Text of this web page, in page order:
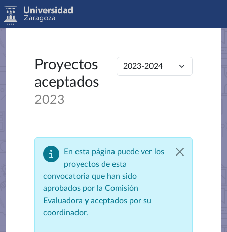
Proyectos
aceptados
2023
En esta página puede ver los
proyectos de esta
convocatoria que han sido
aprobados por la Comisión
Evaluadora yaceptados por su
coordinador.